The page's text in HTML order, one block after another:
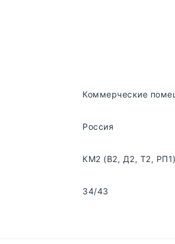
Коммерческие
Россия
КМ2 (В2, Д2, Т2, РП1)
34/43